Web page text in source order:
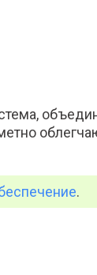
.